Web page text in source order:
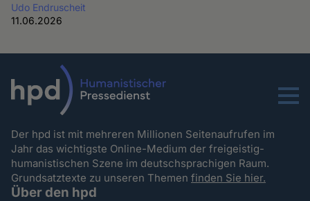
Udo Endruscheit
11.06.2026
Menu
Der hpd ist mit mehreren Millionen Seitenaufrufen im
Jahr das wichtigste Online-Medium der freigeistig-
humanistischen Szene im deutschsprachigen Raum.
Grundsatztexte zu unseren Themenfinden Sie hier.
Über den hpd